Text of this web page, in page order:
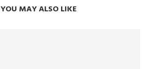
YOU MAY ALSO LIKE